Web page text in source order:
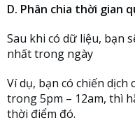
D. Phân chia thời gian
Sau khi có dữ liệu, bạn
nhất trong ngày
Ví dụ, bạn có chiến
trong 5pm – 12am, thì
thời điểm đó.